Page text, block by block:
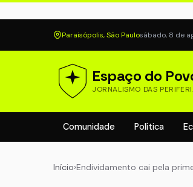
Paraisópolis, São Paulosábado, 8 de
Espaço do
JORNALISMO DAS
Comunidade Política
Início›Endividamento cai pela